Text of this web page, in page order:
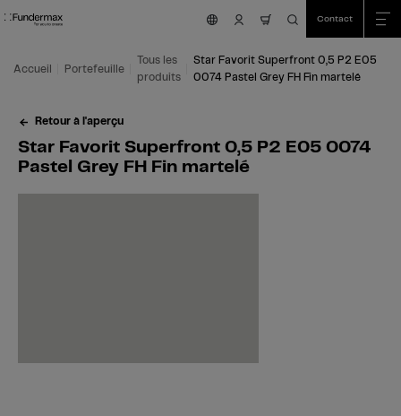
Aller au contenu principal
Aller au sommaire
Aller au menu principal
nav.cart.item.count
Contact
Accueil Portefeuille
Tous les
produits
Star Favorit Superfront 0,5 P2 E05
0074 Pastel Grey FH Fin martelé
Retour à l'aperçu
Star Favorit Superfront 0,5 P2 E05 0074
Pastel Grey FH Fin martelé